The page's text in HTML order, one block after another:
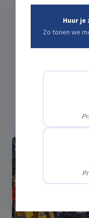
Huur
Zo tonen we